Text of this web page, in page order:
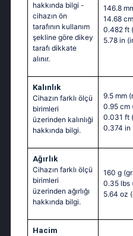
hakkında bilgi -
cihazın ön
tarafının kullanım
şekline göre dikey
tarafı dikkate
alınır.
146.8
14.68 cm
0.482 ft
5.78 in
Kalınlık
Cihazın farklı ölçü
birimleri
üzerinden kalınlıği
hakkında bilgi.
9.5 mm
0.95 cm
0.031 ft
0.374 in
Ağırlık
Cihazın farklı ölçü
birimleri
üzerinden ağırlığı
hakkında bilgi.
160 g
0.35 lbs
5.64 oz
Hacim